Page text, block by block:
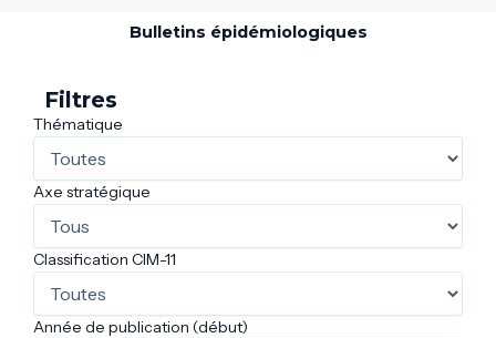
Bulletins épidémiologiques
Filtres
Thématique
Axe stratégique
Classification CIM-11
Année de publication (début)